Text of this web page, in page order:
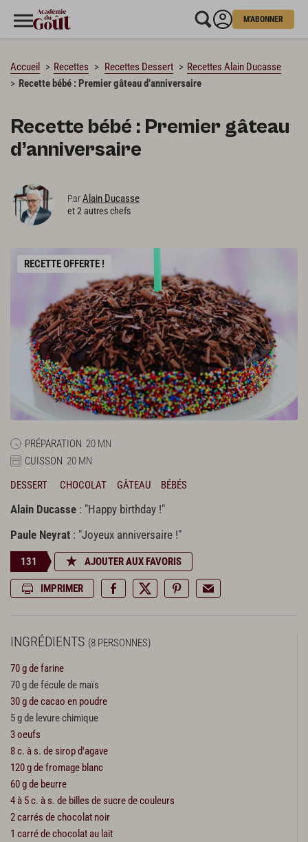
M'ABONNER
Accueil Recettes Recettes Dessert
Recettes Alain Ducasse
Recette bébé : Premier gâteau d’anniversaire
Recette bébé : Premier gâteau
d’anniversaire
ParAlain Ducasse
et 2 autres chefs
RECETTE OFFERTE !
PRÉPARATION 20 MN
CUISSON 20 MN
DESSERT
CHOCOLAT GÂTEAU BÉBÉS
Alain Ducasse : "Happy birthday !"
Paule Neyrat : "Joyeux anniversaire !"
131 AJOUTER AUX FAVORIS
IMPRIMER
INGRÉDIENTS (8 PERSONNES)
70 g de farine
70 g de fécule de maïs
30 g de cacao en poudre
5 g de levure chimique
3 oeufs
8 c. à s. de sirop d'agave
120 g de fromage blanc
60 g de beurre
4 à 5 c. à s. de billes de sucre de couleurs
2 carrés de chocolat noir
1 carré de chocolat au lait
CHARGEMENT…